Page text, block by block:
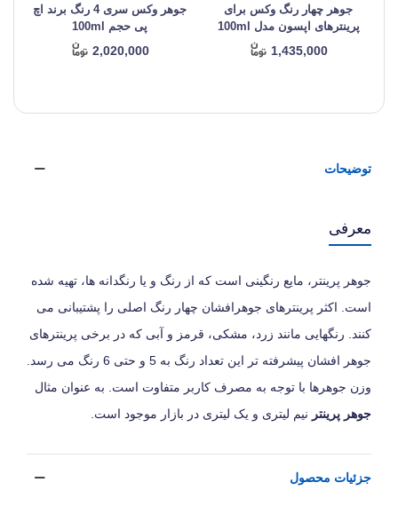
جوهر چهار رنگ وکس برای
پرینترهای اپسون مدل 100ml
1,435,000
جوهر وکس سری 4 رنگ برند اچ
پی حجم 100ml
2,020,000
توضیحات
معرفی
جوهر پرینتر، مایع رنگینی است که از رنگ و یا رنگدانه ها، تهیه شده
است. اکثر پرینترهای جوهرافشان چهار رنگ اصلی را پشتیبانی می
کنند. رنگهایی مانند زرد، مشکی، قرمز و آبی که در برخی پرینترهای
جوهر افشان پیشرفته تر این تعداد رنگ به 5 و حتی 6 رنگ می رسد.
وزن جوهرها با توجه به مصرف کاربر متفاوت است. به عنوان مثال
جوهر پرینتر نیم لیتری و یک لیتری در بازار موجود است.
جزئیات محصول